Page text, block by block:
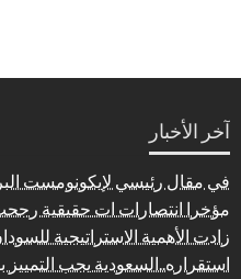
آخر الأخبار
في مقال رئيسي لإيكونومست
مؤخرا انتصارات ات حقيقية
زادت الأهمية الاستراتيجية
استقراره..السعودية يجب